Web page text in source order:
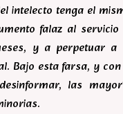
intelecto tenga el
falaz al
y a perpetuar
Bajo esta farsa, y
las